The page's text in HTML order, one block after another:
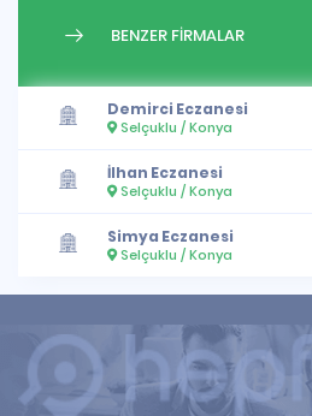
BENZER FİRMALAR
Demirci Eczanesi
Selçuklu / Konya
İlhan Eczanesi
Selçuklu / Konya
Simya Eczanesi
Selçuklu / Konya